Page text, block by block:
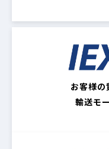
お客様の
輸送モ